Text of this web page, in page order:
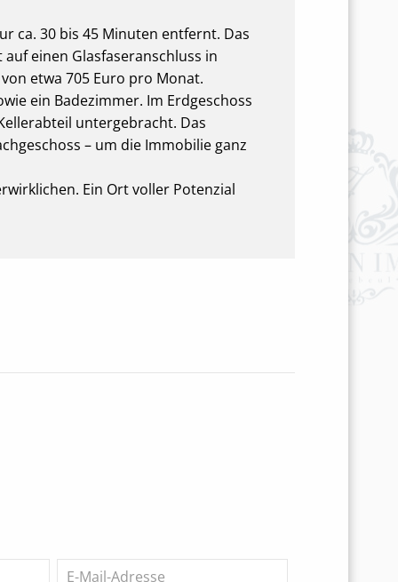
ca. 30 bis 45 Minuten entfernt. Das
einen Glasfaseranschluss in
etwa 705 Euro pro Monat.
ein Badezimmer. Im Erdgeschoss
untergebracht. Das
– um die Immobilie ganz
Ein Ort voller Potenzial